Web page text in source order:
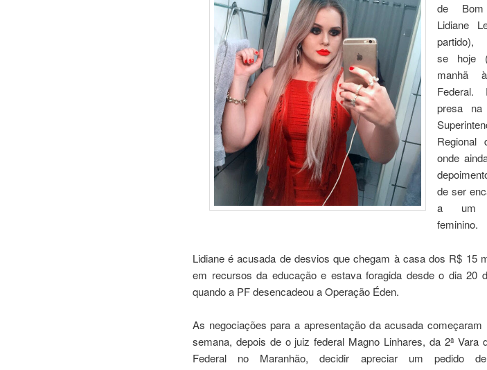
de Bom
Lidiane
partido),
se hoje
manhã
Federal.
presa
Regional
onde
de ser
a um
feminino.
Lidiane é acusada de desvios que chegam à casa dos R$ 15
em recursos da educação e estava foragida desde o dia 20
quando a PF desencadeou a Operação Éden.
As negociações para a apresentação da acusada
semana, depois de o juiz federal Magno Linhares, da 2ª Vara
Federal no Maranhão, decidir apreciar um pedido